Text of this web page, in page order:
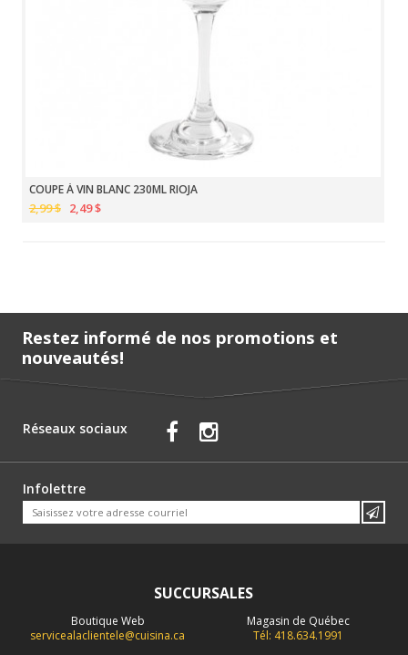
COUPE À VIN BLANC 230ML RIOJA
2,99 $ 2,49 $
Restez informé de nos promotions et
nouveautés!
Réseaux sociaux
Infolettre
SUCCURSALES
Boutique Web
servicealaclientele@cuisina.ca
Magasin de Québec
Tél: 418.634.1991